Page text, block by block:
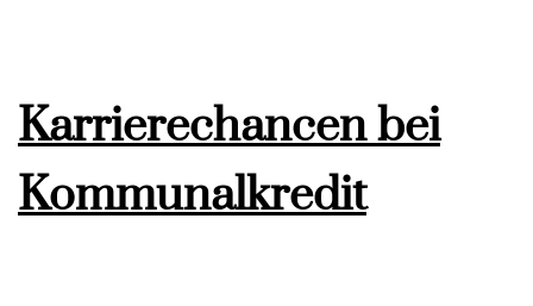
Karrierechancen bei
Kommunalkredit